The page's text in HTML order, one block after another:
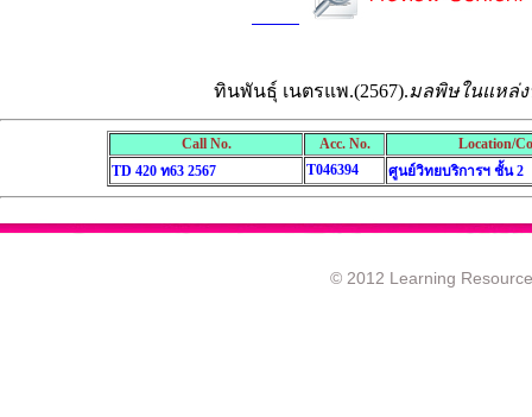
ทินพันธุ์ เนตรแพ.(2567).มลพิษในแหล่ง
Call No. Acc. No.
Location/
TD 420 ท63 2567
T046394 ศูนย์วิทยบริการฯ ชั้น 2
© 2012 Learning